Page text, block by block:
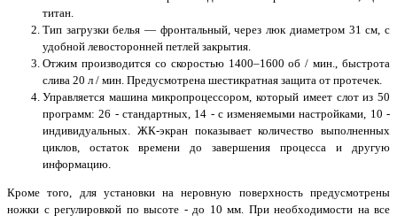
титан.
Тип загрузки белья — фронтальный, через люк диаметром 31 см, с
удобной левосторонней петлей закрытия.
Отжим производится со скоростью 1400–1600 об / мин., быстрота
слива 20 л / мин. Предусмотрена шестикратная защита от протечек.
Управляется машина микропроцессором, который имеет слот из 50
программ: 26 - стандартных, 14 - с изменяемыми настройками, 10 -
индивидуальных. ЖК-экран показывает количество выполненных
циклов, остаток времени до завершения процесса и другую
информацию.
Кроме того, для установки на неровную поверхность предусмотрены
ножки с регулировкой по высоте - до 10 мм. При необходимости на все